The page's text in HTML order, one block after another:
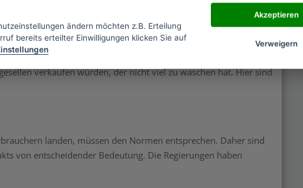
wird, muss es bestimmte Kriterien erfüllen. Es darf keine
es keine scharfen Kanten hat, und so weiter.
und eine große Ladung bewältigen können. Eine solche
verkaufen würden, der nicht viel zu waschen hat. Hier sind
landen, müssen den Normen entsprechen. Daher sind
von entscheidender Bedeutung. Die Regierungen haben
ändern möchten z.B. Erteilung
bereits erteilter Einwilligungen klicken Sie auf
Akzeptieren
Verweigern